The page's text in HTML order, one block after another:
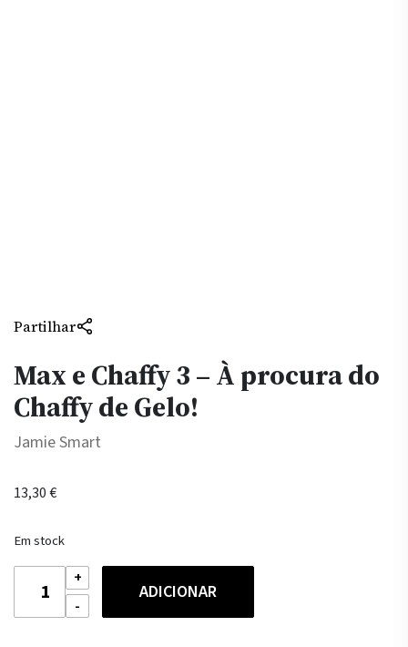
Partilhar
Max e Chaffy 3 – À procura do
Chaffy de Gelo!
Jamie Smart
13,30€
Em stock
Quantidade
Max
ADICIONAR